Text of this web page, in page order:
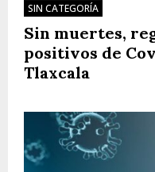
SIN CATEGORÍA
Sin muertes,
positivos de
Tlaxcala